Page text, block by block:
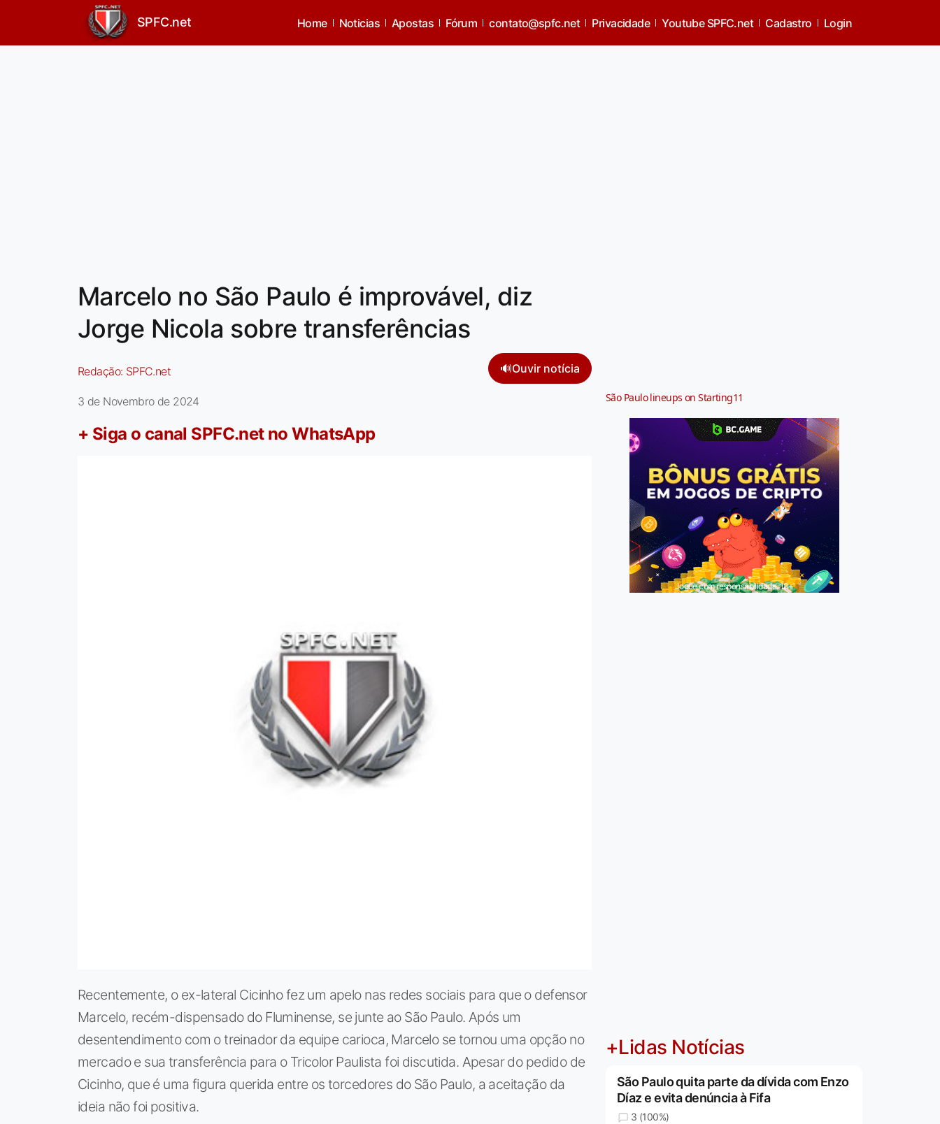
SPFC.net Home Noticias Apostas Fórum contato@spfc.net Privacidade Youtube SPFC.net Cadastro Login
Marcelo no São Paulo é improvável, diz
Jorge Nicola sobre transferências
Redação: SPFC.net 🔊Ouvir notícia
3 de Novembro de 2024
+ Siga o canal SPFC.net no WhatsApp
Recentemente, o ex-lateral Cicinho fez um apelo nas redes sociais para que o defensor
Marcelo, recém-dispensado do Fluminense, se junte ao São Paulo. Após um
desentendimento com o treinador da equipe carioca, Marcelo se tornou uma opção no
mercado e sua transferência para o Tricolor Paulista foi discutida. Apesar do pedido de
Cicinho, que é uma figura querida entre os torcedores do São Paulo, a aceitação da
ideia não foi positiva.
São Paulo lineups on Starting11
Jogue com responsabilidade. 18+
+Lidas Notícias
São Paulo quita parte da dívida com Enzo
Díaz e evita denúncia à Fifa
3 (100%)